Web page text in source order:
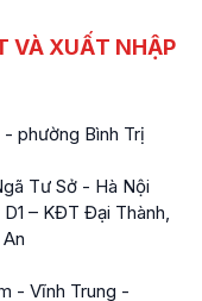
VÀ XUẤT NHẬP
phường Bình Trị
Tư Sở - Hà Nội
– KĐT Đại Thành,
- Vĩnh Trung -